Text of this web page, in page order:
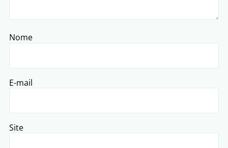
Nome
E-mail
Site